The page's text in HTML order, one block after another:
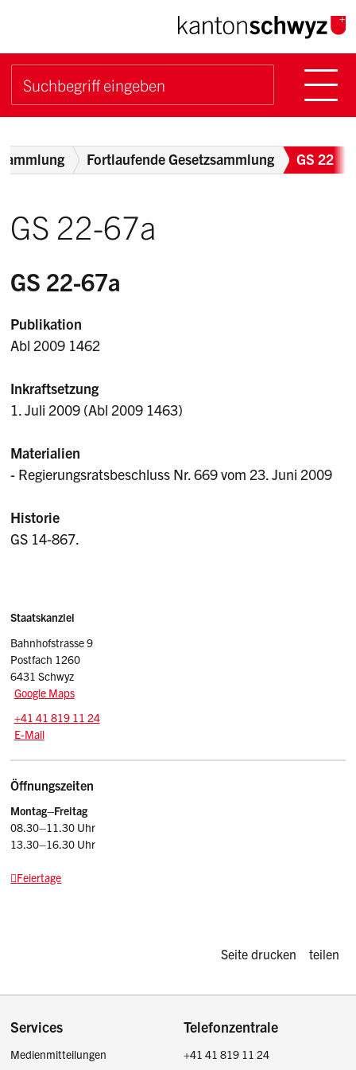
Navigieren im Kanton
Schnellnavigation
Suchbegriff
Breadcrumb
Fortlaufende Gesetzsammlung GS 22
GS 22-67a
GS 22-67a
Publikation
Abl 2009 1462
Inkraftsetzung
1. Juli 2009 (Abl 2009 1463)
Materialien
- Regierungsratsbeschluss Nr. 669 vom 23. Juni 2009
Historie
GS 14-867.
Sidebar
Adresse
Staatskanzlei
Bahnhofstrasse 9
Postfach 1260
6431 Schwyz
Google Maps
Tel.:
+41 41 819 11 24
E-Mail: srsz
E-Mail
Öffnungszeiten
Montag–Freitag
08.30–11.30 Uhr
13.30–16.30 Uhr
Feiertage
Diese Seite
Seite drucken teilen
Footer
Services
Medienmitteilungen
Telefonzentrale
+41 41 819 11 24